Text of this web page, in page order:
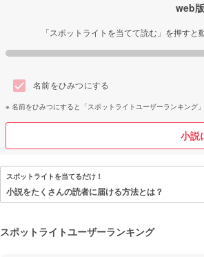
web
「スポットライトを当てて読む」を押す
名前をひみつにする
名前をひみつにすると「スポットライトユーザーランキング
小説
スポットライトを当てるだけ！
小説をたくさんの読者に届ける方法とは？
スポットライトユーザーランキング